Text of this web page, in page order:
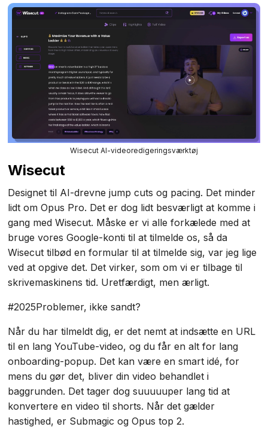
Wisecut AI-videoredigeringsværktøj
Wisecut
Designet til AI-drevne jump cuts og pacing. Det minder
lidt om Opus Pro. Det er dog lidt besværligt at komme i
gang med Wisecut. Måske er vi alle forkælede med at
bruge vores Google-konti til at tilmelde os, så da
Wisecut tilbød en formular til at tilmelde sig, var jeg lige
ved at opgive det. Det virker, som om vi er tilbage til
skrivemaskinens tid. Uretfærdigt, men ærligt.
#2025Problemer, ikke sandt?
Når du har tilmeldt dig, er det nemt at indsætte en URL
til en lang YouTube-video, og du får en alt for lang
onboarding-popup. Det kan være en smart idé, for
mens du gør det, bliver din video behandlet i
baggrunden. Det tager dog suuuuuper lang tid at
konvertere en video til shorts. Når det gælder
hastighed, er Submagic og Opus top 2.